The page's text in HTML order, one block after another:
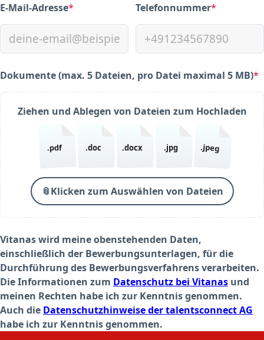
E-Mail-Adresse*
(required) Telefonnummer*
(required)
Dokumente (max. 5 Dateien, pro Datei maximal 5 MB)*
(required)
Ziehen und Ablegen von Dateien zum Hochladen
.pdf .doc .docx .jpg .jpeg
📎Klicken zum Auswählen von Dateien
Vitanas wird meine obenstehenden Daten,
einschließlich der Bewerbungsunterlagen, für die
Durchführung des Bewerbungsverfahrens verarbeiten.
Die Informationen zum Datenschutz bei Vitanas und
meinen Rechten habe ich zur Kenntnis genommen.
Auch die Datenschutzhinweise der talentsconnect AG
habe ich zur Kenntnis genommen.